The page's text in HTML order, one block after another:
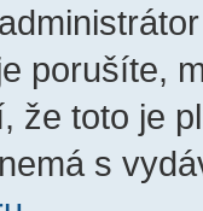
porušíte,
že toto je
s